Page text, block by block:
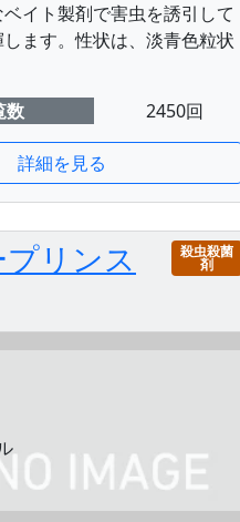
イト製剤で害虫を誘引して
ます。性状は、淡青色粒状
数
2450回
詳細を見る
リンス
殺虫殺菌
剤